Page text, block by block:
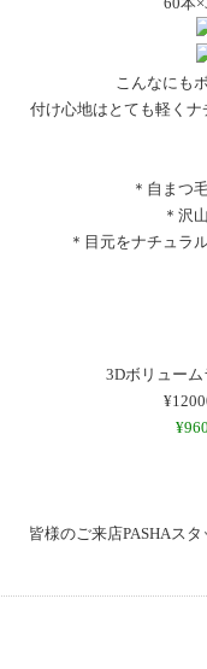
こんなにも
付け心地はとても軽くナ
＊自まつ
＊沢
＊目元をナチュラ
3Dボリュー
皆様のご来店PASHAス